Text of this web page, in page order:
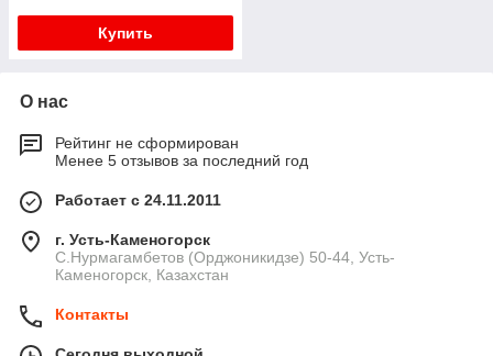
Купить
О нас
Рейтинг не сформирован
Менее 5 отзывов за последний год
Работает с 24.11.2011
г. Усть-Каменогорск
С.Нурмагамбетов (Орджоникидзе) 50-44, Усть-
Каменогорск, Казахстан
Контакты